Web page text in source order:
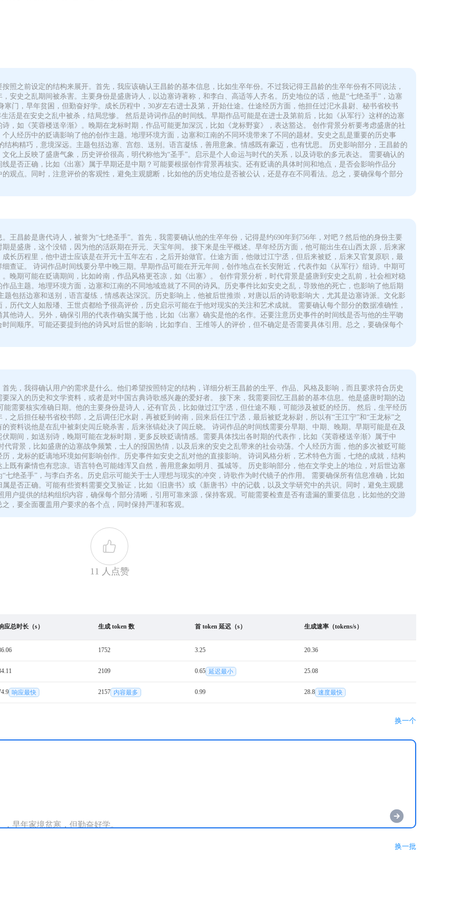
照之前设定的结构来展开。首先，我应该确认王昌龄的基本信息，比如生卒年份。不过我记得王昌龄的生卒年份有不同说法，
安史之乱期间被杀害。主要身份是盛唐诗人，以边塞诗著称，和李白、高适等人齐名。历史地位的话，他是“七绝圣手”，边塞
门，早年贫困，但勤奋好学。成长历程中，30岁左右进士及第，开始仕途。仕途经历方面，他担任过汜水县尉、秘书省校书
活是在安史之乱中被杀，结局悲惨。 然后是诗词作品的时间线。早期作品可能是在进士及第前后，比如《从军行》这样的边塞
，如《芙蓉楼送辛渐》。晚期在龙标时期，作品可能更加深沉，比如《龙标野宴》，表达豁达。 创作背景分析要考虑盛唐的社
人经历中的贬谪影响了他的创作主题。地理环境方面，边塞和江南的不同环境带来了不同的题材。安史之乱是重要的历史事
构精巧，意境深远。主题包括边塞、宫怨、送别。语言凝练，善用意象。情感既有豪迈，也有忧思。 历史影响部分，王昌龄的
化上反映了盛唐气象，历史评价很高，明代称他为“圣手”。启示是个人命运与时代的关系，以及诗歌的多元表达。 需要确认的
是否正确，比如《出塞》属于早期还是中期？可能要根据创作背景再核实。还有贬谪的具体时间和地点，是否会影响作品分
观点。同时，注意评价的客观性，避免主观臆断，比如他的历史地位是否被公认，还是存在不同看法。总之，要确保每个部分
王昌龄是唐代诗人，被誉为“七绝圣手”。首先，我需要确认他的生卒年份，记得是约690年到756年，对吧？然后他的身份主要
是盛唐，这个没错，因为他的活跃期在开元、天宝年间。 接下来是生平概述。早年经历方面，他可能出生在山西太原，后来家
长历程里，他中进士应该是在开元十五年左右，之后开始做官。仕途方面，他做过江宁丞，但后来被贬，后来又官复原职，最
查证。 诗词作品时间线要分早中晚三期。早期作品可能在开元年间，创作地点在长安附近，代表作如《从军行》组诗。中期可
晚期可能在贬谪期间，比如岭南，作品风格更苍凉，如《出塞》。 创作背景分析，时代背景是盛唐到安史之乱前，社会相对稳
品主题。地理环境方面，边塞和江南的不同地域造就了不同的诗风。历史事件比如安史之乱，导致他的死亡，也影响了他后期
包括边塞和送别，语言凝练，情感表达深沉。历史影响上，他被后世推崇，对唐以后的诗歌影响大，尤其是边塞诗派。文化影
历代文人如殷璠、王世贞都给予很高评价，历史启示可能在于他对现实的关注和艺术成就。 需要确认每个部分的数据准确性，
他诗人。另外，确保引用的代表作确实属于他，比如《出塞》确实是他的名作。还要注意历史事件的时间线是否与他的生平吻
间顺序。可能还要提到他的诗风对后世的影响，比如李白、王维等人的评价，但不确定是否需要具体引用。总之，要确保每个
先，我得确认用户的需求是什么。他们希望按照特定的结构，详细分析王昌龄的生平、作品、风格及影响，而且要求符合历史
深入的历史和文学资料，或者是对中国古典诗歌感兴趣的爱好者。 接下来，我需要回忆王昌龄的基本信息。他是盛唐时期的边
能需要核实准确日期。他的主要身份是诗人，还有官员，比如做过江宁丞，但仕途不顺，可能涉及被贬的经历。 然后，生平经历
之后担任秘书省校书郎，之后调任汜水尉，再被贬到岭南，回来后任江宁丞，最后被贬龙标尉，所以有“王江宁”和“王龙标”之
资料说他是在乱中被刺史闾丘晓杀害，后来张镐处决了闾丘晓。 诗词作品的时间线需要分早期、中期、晚期。早期可能是在及
期间，如送别诗，晚期可能在龙标时期，更多反映贬谪情感。需要具体找出各时期的代表作，比如《芙蓉楼送辛渐》属于中
背景，比如盛唐的边塞战争频繁，士人的报国热情，以及后来的安史之乱带来的社会动荡。个人经历方面，他的多次被贬可能
，龙标的贬谪地环境如何影响创作。历史事件如安史之乱对他的直接影响。 诗词风格分析，艺术特色方面，七绝的成就，结构
既有豪情也有悲凉。语言特色可能雄浑又自然，善用意象如明月、孤城等。 历史影响部分，他在文学史上的地位，对后世边塞
七绝圣手”，与李白齐名。历史启示可能关于士人理想与现实的冲突，诗歌作为时代镜子的作用。 需要确保所有信息准确，比如
是否正确。可能有些资料需要交叉验证，比如《旧唐书》或《新唐书》中的记载，以及文学研究中的共识。同时，避免主观臆
户提供的结构组织内容，确保每个部分清晰，引用可靠来源，保持客观。可能需要检查是否有遗漏的重要信息，比如他的交游
，要全面覆盖用户要求的各个点，同时保持严谨和客观。
11 人点赞
应总时长（s） 生成 token 数 首 token 延迟（s） 生成速率（tokens/s）
1752 3.25 20.36
2109 0.65 延迟最小 25.08
响应最快 2157 内容最多 0.99 28.8 速度最快
换一个
早年家境贫寒，但勤奋好学。
为龙标尉，后因安史之乱被杀。
换一批